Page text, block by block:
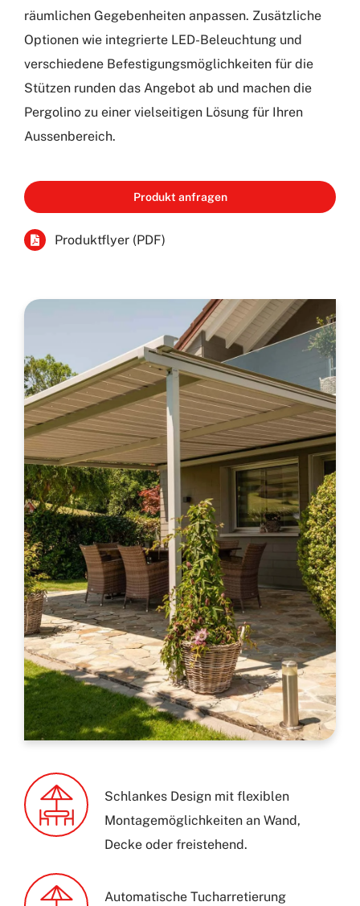
räumlichen Gegebenheiten anpassen. Zusätzliche
Optionen wie integrierte LED-Beleuchtung und
verschiedene Befestigungsmöglichkeiten für die
Stützen runden das Angebot ab und machen die
Pergolino zu einer vielseitigen Lösung für Ihren
Aussenbereich.
Produkt anfragen
Produktflyer (PDF)
Schlankes Design mit flexiblen
Montagemöglichkeiten an Wand,
Decke oder freistehend.
Automatische Tucharretierung